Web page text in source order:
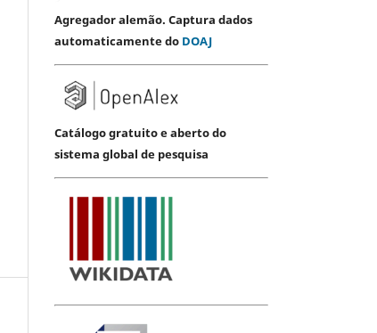
Agregador alemão. Captura dados
automaticamente do DOAJ
Catálogo gratuito e aberto do
sistema global de pesquisa